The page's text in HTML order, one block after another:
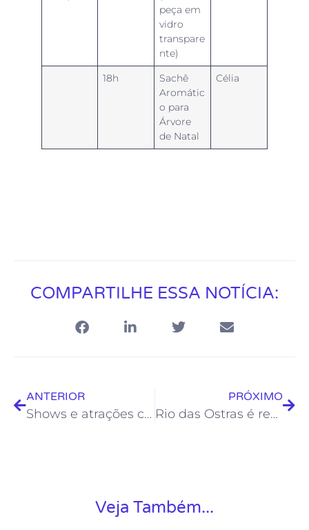
peça em
vidro
transpare
nte)
18h
Sachê
Aromátic
o para
Árvore
de Natal
Célia
COMPARTILHE ESSA NOTÍCIA:
ANTERIOR
Shows e atrações culturais animam XVI Festa do Feijão
PRÓXIMO
Rio das Ostras é representada no Festival Baobá, em Angola
Veja Também...